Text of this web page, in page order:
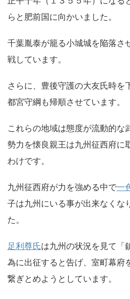
らと肥前国に向かいました。
千葉胤泰が籠る小城城を陥落さ
戦しています。
さらに、豊後守護の大友氏時を
都宮守綱も帰順させています。
これらの地域は態度が流動的な
勢力を懐良親王は九州征西府に
わけです。
九州征西府が力を強める中で一
子は九州にいる事が出来なくな
た。
足利尊氏は九州の状況を見て「
為に出征すると告げ、室町幕府
繋ぎとめようとしています。